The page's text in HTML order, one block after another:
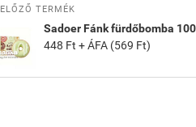
ELŐZŐ TERMÉK
Sadoer Fánk fürdőbomba
448 Ft + ÁFA (569 Ft)